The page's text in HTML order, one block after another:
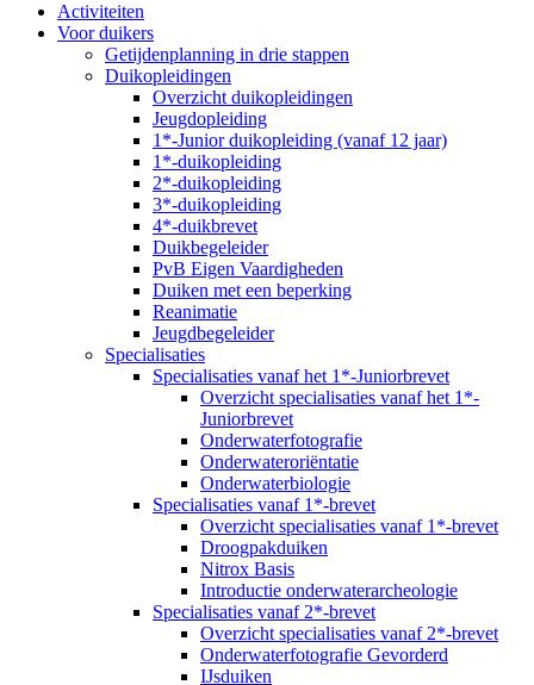
Activiteiten
Voor duikers
Getijdenplanning in drie stappen
Duikopleidingen
Overzicht duikopleidingen
Jeugdopleiding
1*-Junior duikopleiding (vanaf 12 jaar)
1*-duikopleiding
2*-duikopleiding
3*-duikopleiding
4*-duikbrevet
Duikbegeleider
PvB Eigen Vaardigheden
Duiken met een beperking
Reanimatie
Jeugdbegeleider
Specialisaties
Specialisaties vanaf het 1*-Juniorbrevet
Overzicht specialisaties vanaf het 1*-
Juniorbrevet
Onderwaterfotografie
Onderwateroriëntatie
Onderwaterbiologie
Specialisaties vanaf 1*-brevet
Overzicht specialisaties vanaf 1*-brevet
Droogpakduiken
Nitrox Basis
Introductie onderwaterarcheologie
Specialisaties vanaf 2*-brevet
Overzicht specialisaties vanaf 2*-brevet
Onderwaterfotografie Gevorderd
IJsduiken